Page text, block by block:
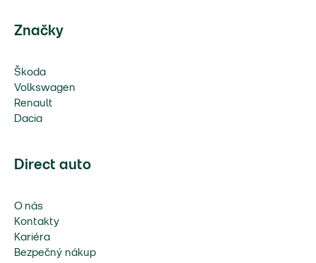
Značky
Škoda
Volkswagen
Renault
Dacia
Direct auto
O nás
Kontakty
Kariéra
Bezpečný nákup